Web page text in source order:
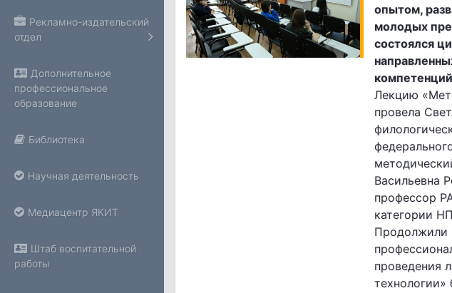
Рекламно-издательский
отдел
Дополнительное
профессиональное
образование
Библиотека
Научная деятельность
Медиацентр ЯКИТ
Штаб воспитательной
работы
опытом,
молодых
состоялся
Лекцию
провела
Васильевна
профессор
категории
Продолжили
проведения